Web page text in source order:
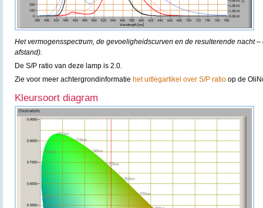
Het vermogensspectrum, de gevoeligheidscurven en de resulterende nacht
afstand).
De S/P ratio van deze lamp is 2.0.
Zie voor meer achtergrondinformatie het uitlegartikel over S/P ratio op de
Kleursoort diagram